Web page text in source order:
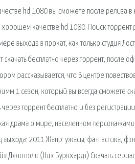
hd 1080 вы сможете после релиза в
качестве hd 1080: Поиск торрент
выхода в прокат, как только студия
бесплатно через торрент, после
рассказывается, что В центре
1 сезон, который вы всегда сможете
торрент бесплатно и без
драма о мире, населенном персонажами
2011 Жанр: ужасы, фантастика,
Джинтоли (Ник Буркхардт) Скачать